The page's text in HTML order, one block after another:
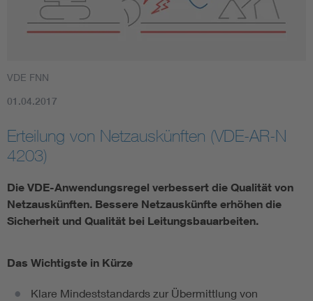
Health
Vom Netz zum System
Digitalisierung und Metering
VDE FNN
01.04.2017
Erteilung von Netzauskünften (VDE-AR-N
4203)
Die VDE-Anwendungsregel verbessert die Qualität von
Netzauskünften. Bessere Netzauskünfte erhöhen die
Sicherheit und Qualität bei Leitungsbauarbeiten.
Das Wichtigste in Kürze
Klare Mindeststandards zur Übermittlung von